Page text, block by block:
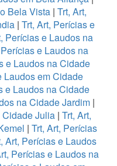
Bela Vista| Trt, Art,
| Trt, Art, Perícias e
Perícias e Laudos na
e Laudos na
e Laudos na Cidade
Laudos em Cidade
e Laudos na Cidade
na Cidade Jardim|
Cidade Julia | Trt, Art,
| Trt, Art, Perícias
Art, Perícias e Laudos
Perícias e Laudos na